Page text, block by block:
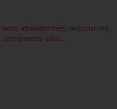
abandonnés, ressources
plus...